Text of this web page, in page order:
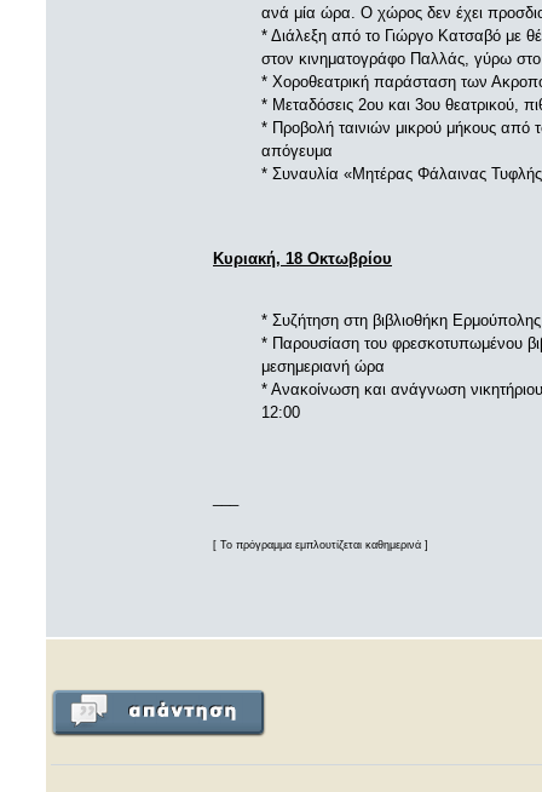
ανά μία ώρα. Ο χώρος δεν έχει
* Διάλεξη από το Γιώργο Κατσαβό με
στον κινηματογράφο Παλλάς, γύρω στο
* Χοροθεατρική παράσταση των
* Μεταδόσεις 2ου και 3ου θεατρικού,
* Προβολή ταινιών μικρού μήκους
απόγευμα
* Συναυλία «Μητέρας Φάλαινας
Κυριακή, 18 Οκτωβρίου
* Συζήτηση στη βιβλιοθήκη
* Παρουσίαση του φρεσκοτυπωμένου
μεσημεριανή ώρα
* Ανακοίνωση και ανάγνωση
12:00
[ Το πρόγραμμα εμπλουτίζεται καθημερινά ]